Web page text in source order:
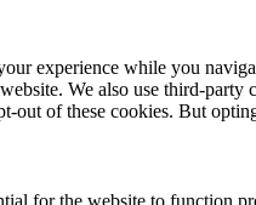
experience while you
We also use third-
out of these cookies. But
for the website to function